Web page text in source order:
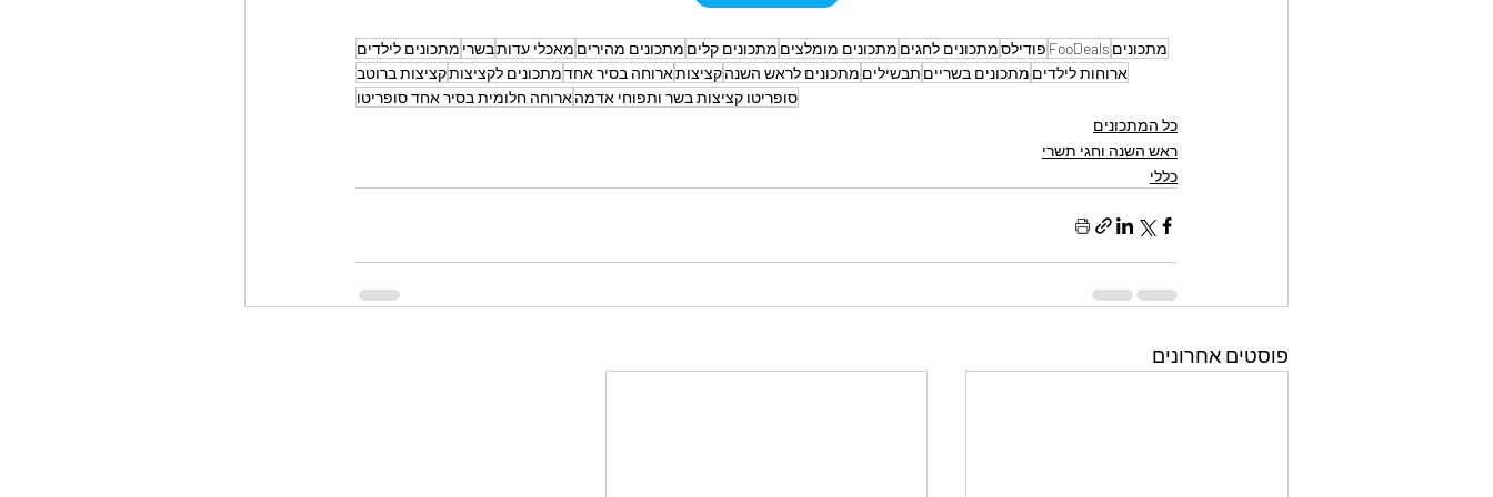
מתכונים FooDeals פודילסמתכונים לחגים מתכונים מומלצים מתכונים קלים מתכונים מהירים מאכלי עדותבשרי מתכונים לילדים
ארוחות לילדים מתכונים בשריים תבשילים מתכונים לראש השנהקציצותארוחה בסיר אחדמתכונים לקציצותקציצות ברוטב
סופריטו קציצות בשר ותפוחי אדמהארוחה חלומית בסיר אחד סופריטו
כל המתכונים
ראש השנה וחגי תשרי
כללי
פוסטים אחרונים